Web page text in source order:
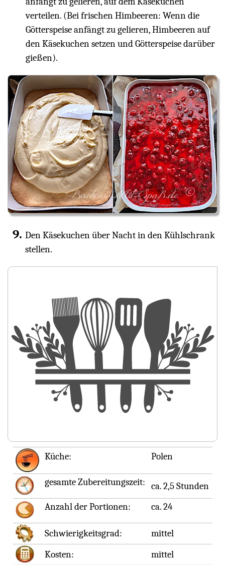
verteilen. (Bei frischen Himbeeren: Wenn die
Götterspeise anfängt zu gelieren, Himbeeren auf
den Käsekuchen setzen und Götterspeise darüber
gießen).
Den Käsekuchen über Nacht in den Kühlschrank
stellen.
Küche: Polen
gesamte Zubereitungszeit: ca. 2,5 Stunden
Anzahl der Portionen:
ca. 24
Schwierigkeitsgrad:
mittel
Kosten:
mittel